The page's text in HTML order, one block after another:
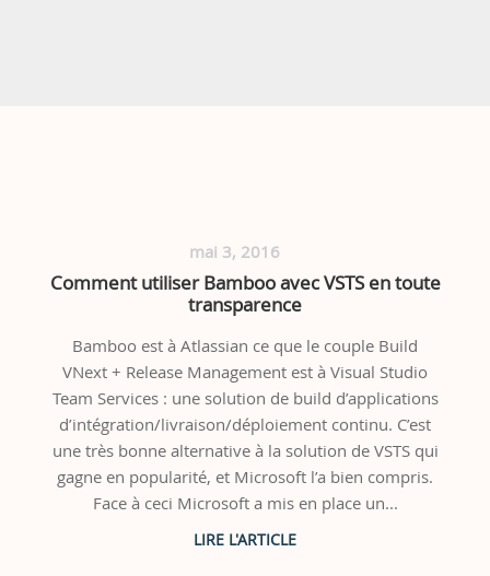
mai 3, 2016
Comment utiliser Bamboo avec VSTS en toute
transparence
Bamboo est à Atlassian ce que le couple Build
VNext + Release Management est à Visual Studio
Team Services : une solution de build d’applications
d’intégration/livraison/déploiement continu. C’est
une très bonne alternative à la solution de VSTS qui
gagne en popularité, et Microsoft l’a bien compris.
Face à ceci Microsoft a mis en place un...